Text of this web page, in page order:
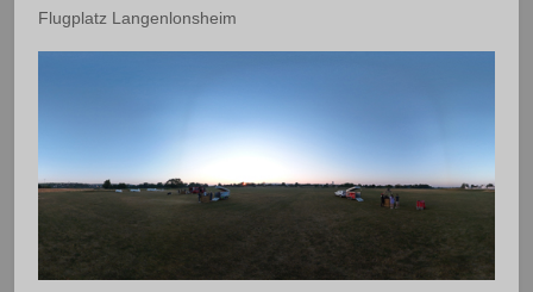
Flugplatz Langenlonsheim